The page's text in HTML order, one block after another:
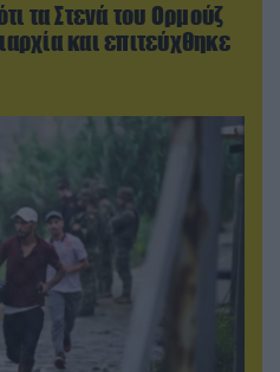
τα Στενά του Ορμούζ
και επιτεύχθηκε